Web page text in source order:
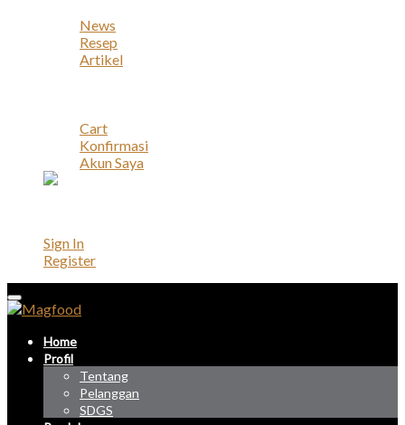
News
Resep
Artikel
Cart
Konfirmasi
Akun Saya
Sign In
Register
Home
Profil
Tentang
Pelanggan
SDGS